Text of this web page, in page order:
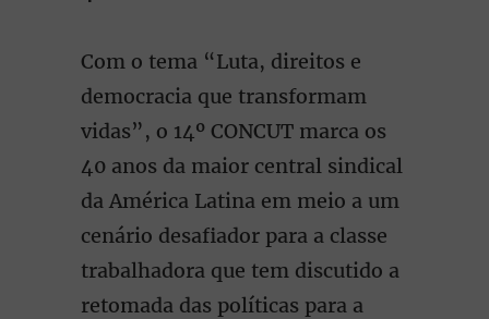
Com o tema “Luta, direitos e
democracia que transformam
vidas”, o 14º CONCUT marca os
40 anos da maior central sindical
da América Latina em meio a um
cenário desafiador para a classe
trabalhadora que tem discutido a
retomada das políticas para a